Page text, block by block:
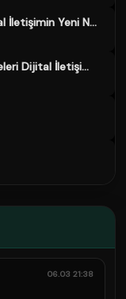
İletişimin Yeni N...
Dijital İletişi...
06.03 21:38